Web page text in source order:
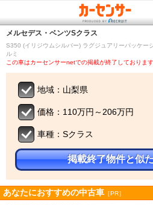
メルセデス・ベンツSクラス
S350 (イリジウムシルバー) ラグジュアリーパッケー
ルミ
この車はカーセンサーnetでの掲載が終了しております
地域：山梨県
価格：110万円～206万円
車種：Sクラス
掲載終了物件と似
あなたにおすすめの中古車 ［PR］